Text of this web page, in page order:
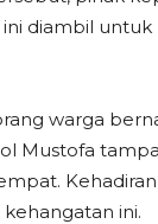
diambil untuk
warga
Mustofa
ini.